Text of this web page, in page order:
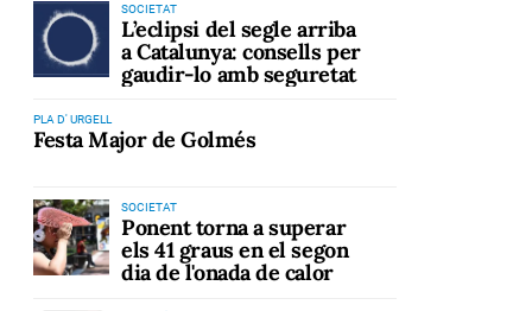
SOCIETAT
L’eclipsi del segle arriba
a Catalunya: consells per
gaudir-lo amb seguretat
PLA D' URGELL
Festa Major de Golmés
SOCIETAT
Ponent torna a superar
els 41 graus en el segon
dia de l'onada de calor